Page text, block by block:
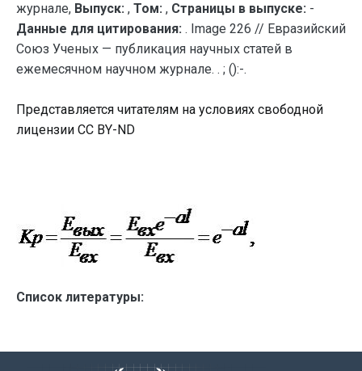
журнале, Выпуск: , Том: , Страницы в выпуске: -
Данные для цитирования: . Image 226 // Евразийский
Союз Ученых — публикация научных статей в
ежемесячном научном журнале. . ; ():-.
Представляется читателям на условиях свободной
лицензии CC BY-ND
Список литературы: